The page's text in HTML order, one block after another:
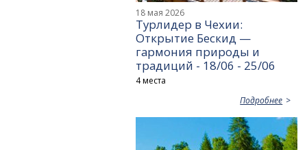
18 мая 2026
Турлидер в Чехии:
Открытие Бескид —
гармония природы и
традиций - 18/06 - 25/06
4 места
Подробнее